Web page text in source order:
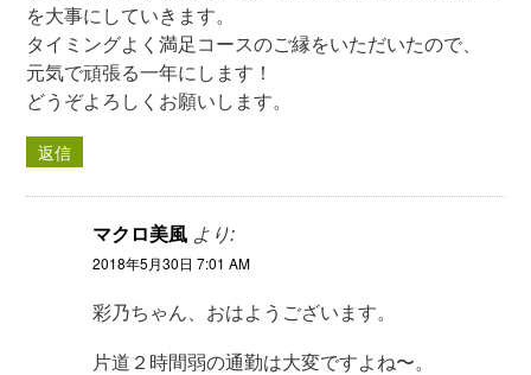
を大事にしていきます。
タイミングよく満足コースのご縁をいただいたので、
元気で頑張る一年にします！
どうぞよろしくお願いします。
返信
マクロ美風 より:
2018年5月30日 7:01 AM
彩乃ちゃん、おはようございます。
片道２時間弱の通勤は大変ですよね〜。